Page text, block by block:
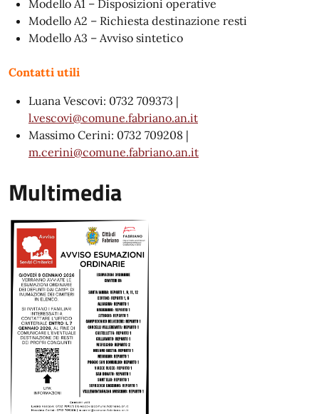
Modello A1 – Disposizioni operative
Modello A2 – Richiesta destinazione resti
Modello A3 – Avviso sintetico
Contatti utili
Luana Vescovi: 0732 709373 |
l.vescovi@comune.fabriano.an.it
Massimo Cerini: 0732 709208 |
m.cerini@comune.fabriano.an.it
Multimedia